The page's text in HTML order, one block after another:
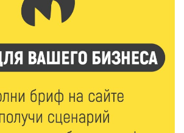
577
добрые сердца
отметили День
турниром по настольному теннису